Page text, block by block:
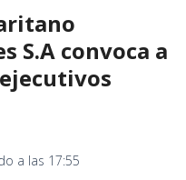
S.A convoca a
a las 17:55